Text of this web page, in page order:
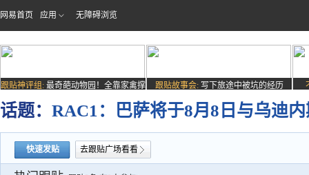
网易首页 应用 无障碍浏览
跟贴神评组: 最奇葩动物园！全靠家禽撑
跟贴故事会: 写下旅途中被坑的经历
话题： RAC1：巴萨将于8月8日与乌迪
快速发贴 去跟贴广场看看